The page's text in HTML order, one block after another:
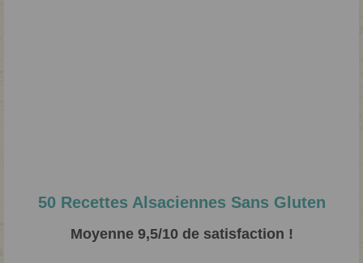
50 Recettes Alsaciennes Sans Gluten
Moyenne 9,5/10 de satisfaction !